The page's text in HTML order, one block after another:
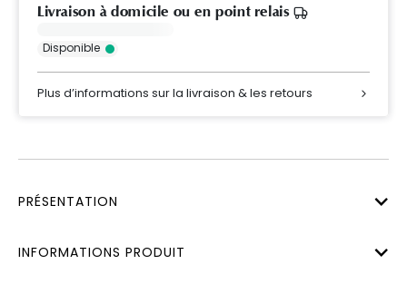
Livraison à domicile ou en point relais
Disponible
Plus d’informations sur la livraison & les retours
PRÉSENTATION
INFORMATIONS PRODUIT